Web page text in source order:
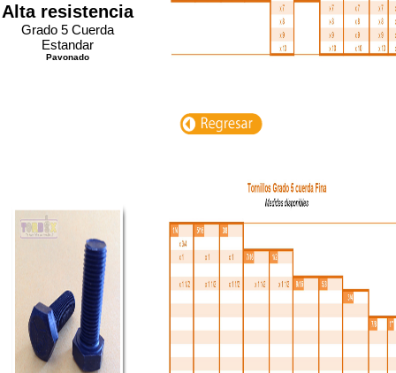
Alta resistencia
Grado 5 Cuerda
Estandar
Pavonado